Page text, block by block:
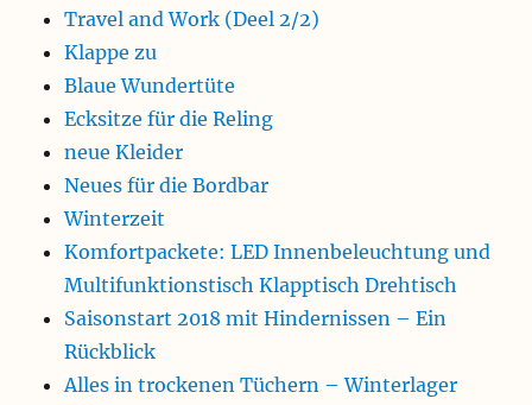
Travel and Work (Deel 2/2)
Klappe zu
Blaue Wundertüte
Ecksitze für die Reling
neue Kleider
Neues für die Bordbar
Winterzeit
Komfortpackete: LED Innenbeleuchtung und
Multifunktionstisch Klapptisch Drehtisch
Saisonstart 2018 mit Hindernissen – Ein
Rückblick
Alles in trockenen Tüchern – Winterlager